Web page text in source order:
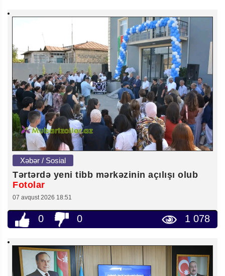
Xəbər / Sosial
Tərtərdə yeni tibb mərkəzinin açılışı olub
Fotolar
07 avqust 2026 18:51
0 0 1 078